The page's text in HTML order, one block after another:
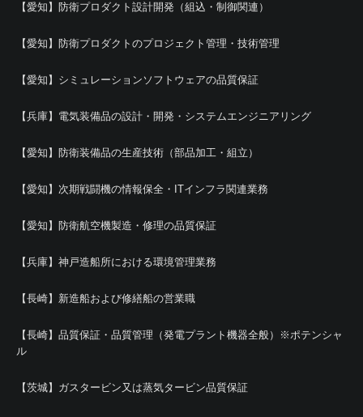
【愛知】防衛プロダクト設計開発（組込・制御関連）
【愛知】防衛プロダクトのプロジェクト管理・技術管理
【愛知】シミュレーションソフトウェアの品質保証
【兵庫】電気装備品の設計・開発・システムエンジニアリング
【愛知】防衛装備品の生産技術（部品加工・組立）
【愛知】次期戦闘機の情報保全・ITインフラ関連業務
【愛知】防衛航空機製造・修理の品質保証
【兵庫】神戸造船所における環境管理業務
【長崎】新造船および修繕船の営業職
【長崎】品質保証・品質管理（発電プラント機器全般）※ポテンシャ
ル
【茨城】ガスタービン又は蒸気タービン品質保証